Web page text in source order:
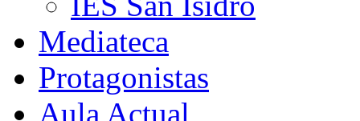
Mediateca
Protagonistas
Aula Actual